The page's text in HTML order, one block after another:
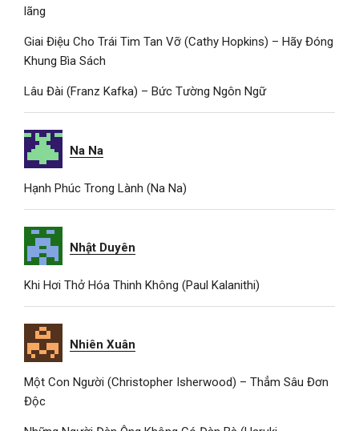
lãng
Giai Điệu Cho Trái Tim Tan Vỡ (Cathy Hopkins) – Hãy Đóng
Khung Bìa Sách
Lâu Đài (Franz Kafka) – Bức Tường Ngôn Ngữ
Na Na
Hạnh Phúc Trong Lành (Na Na)
Nhật Duyên
Khi Hơi Thở Hóa Thinh Không (Paul Kalanithi)
Nhiên Xuân
Một Con Người (Christopher Isherwood) – Thẳm Sâu Đơn
Độc